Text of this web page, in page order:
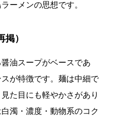
ーメンの思想です。
）
油スープがベースであ
が特徴です。麺は中細で
た目にも軽やかさがあり
濁・濃度・動物系のコク